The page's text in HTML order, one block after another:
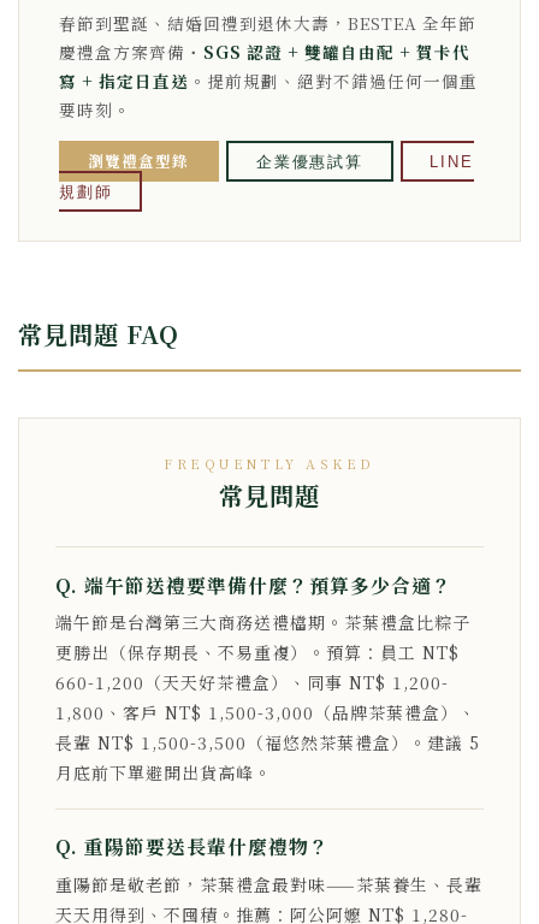
春節到聖誕、結婚回禮到退休大壽，BESTEA 全年節
慶禮盒方案齊備・ SGS 認證 + 雙罐自由配 + 賀卡代
寫 + 指定日直送 。提前規劃、絕對不錯過任何一個重
要時刻。
瀏覽禮盒型錄 企業優惠試算
LINE
規劃師
常見問題 FAQ
FREQUENTLY ASKED
常見問題
Q. 端午節送禮要準備什麼？預算多少合適？
端午節是台灣第三大商務送禮檔期。茶葉禮盒比粽子
更勝出（保存期長、不易重複）。預算：員工 NT$
660-1,200（天天好茶禮盒）、同事 NT$ 1,200-
1,800、客戶 NT$ 1,500-3,000（品牌茶葉禮盒）、
長輩 NT$ 1,500-3,500（福悠然茶葉禮盒）。建議 5
月底前下單避開出貨高峰。
Q. 重陽節要送長輩什麼禮物？
重陽節是敬老節，茶葉禮盒最對味——茶葉養生、長輩
天天用得到、不囤積。推薦：阿公阿嬤 NT$ 1,280-